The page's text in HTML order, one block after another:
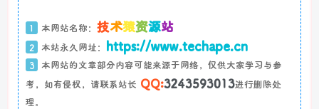
1 本网站名称： 技术猿资源站
2 本站永久网址： https://www.techape.cn
3
本网站的文章部分内容可能来源于网络，仅供大家学习与参
考，如有侵权，请联系站长 QQ:3243593013进行删除处
理。